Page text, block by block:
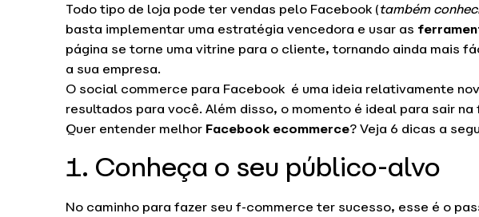
Todo tipo de loja pode ter vendas pelo Facebook (também
basta implementar uma estratégia vencedora e usar as
página se torne uma vitrine para o cliente, tornando ainda mais
a sua empresa.
O social commerce para Facebook é uma ideia relativamente
resultados para você. Além disso, o momento é ideal para sair
Quer entender melhor Facebook ecommerce? Veja 6 dicas a
1. Conheça o seu público-alvo
No caminho para fazer seu f-commerce ter sucesso, esse é o